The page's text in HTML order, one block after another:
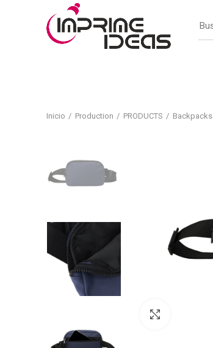
Inicio Production PRODUCTS Backpacks